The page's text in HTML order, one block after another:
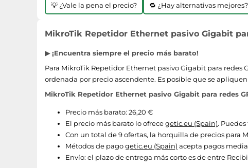
💡 ¿Vale la pena el precio? 🔁 ¿Hay alternativas mejores?
MikroTik Repetidor Ethernet pasivo Gigabit
▶ ¡Encuentra siempre el precio más barato!
Para MikroTik Repetidor Ethernet pasivo Gigabit para redes
ordenada por precio ascendente. Es posible que se
MikroTik Repetidor Ethernet pasivo Gigabit para redes
Precio más barato: 26,20 €
El precio más barato lo ofrecegetic.eu (Spain).
Con un total de 9 ofertas, la horquilla de precios para
Métodos de pagogetic.eu (Spain) acepta pagos
Envío: el plazo de entrega más corto es de entre